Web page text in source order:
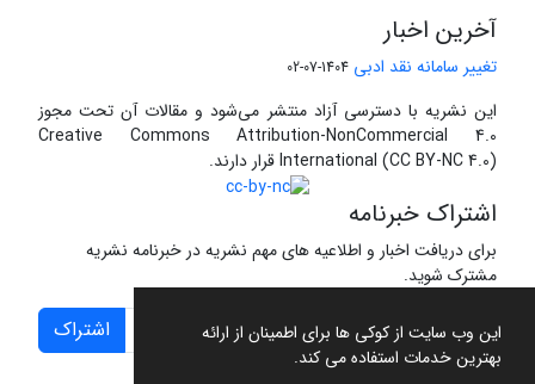
این وب سایت از کوکی ها برای اطمینان از ارائه
بهترین خدمات استفاده می کند.
آخرین اخبار
تغییر سامانه نقد ادبی 1404-07-02
این نشریه با دسترسی آزاد منتشر می‌شود و مقالات آن تحت مجوز
Creative Commons Attribution-NonCommercial 4.0
International (CC BY-NC 4.0) قرار دارند.
اشتراک خبرنامه
برای دریافت اخبار و اطلاعیه های مهم نشریه در خبرنامه نشریه
مشترک شوید.
اشتراک